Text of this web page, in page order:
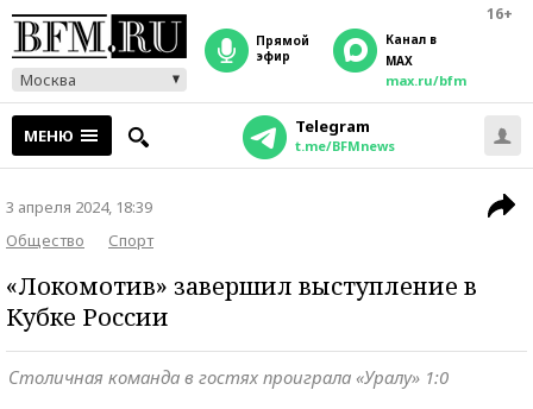
16+
Москва
прямой
эфир
Канал в
MAX
max.ru/bfm
МЕНЮ Telegram
t.me/BFMnews
3 апреля 2024, 18:39
Общество
Спорт
«Локомотив» завершил выступление в
Кубке России
Столичная команда в гостях проиграла «Уралу» 1:0